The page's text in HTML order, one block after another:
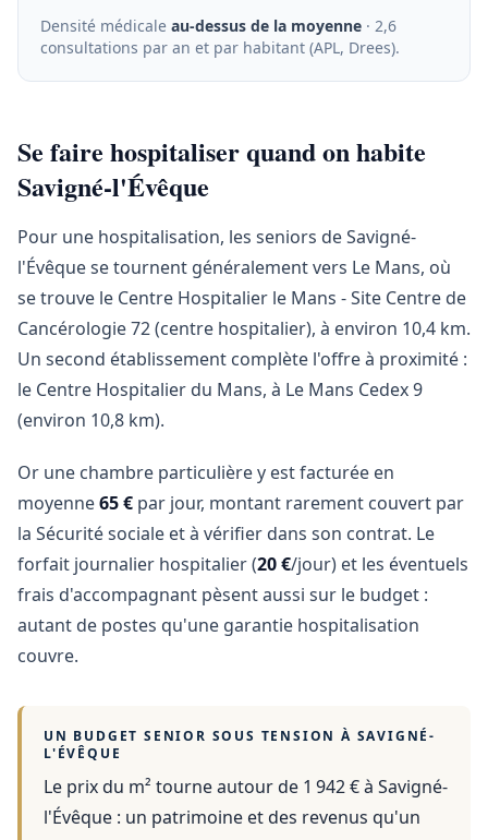
Densité médicale au-dessus de la moyenne · 2,6
consultations par an et par habitant (APL, Drees).
Se faire hospitaliser quand on habite
Savigné-l'Évêque
Pour une hospitalisation, les seniors de Savigné-
l'Évêque se tournent généralement vers Le Mans, où
se trouve le Centre Hospitalier le Mans - Site Centre de
Cancérologie 72 (centre hospitalier), à environ 10,4 km.
Un second établissement complète l'offre à proximité :
le Centre Hospitalier du Mans, à Le Mans Cedex 9
(environ 10,8 km).
Or une chambre particulière y est facturée en
moyenne65 € par jour, montant rarement couvert par
la Sécurité sociale et à vérifier dans son contrat. Le
forfait journalier hospitalier (20 €/jour) et les éventuels
frais d'accompagnant pèsent aussi sur le budget :
autant de postes qu'une garantie hospitalisation
couvre.
UN BUDGET SENIOR SOUS TENSION À SAVIGNÉ-
L'ÉVÊQUE
Le prix du m² tourne autour de 1 942 €à Savigné-
l'Évêque : un patrimoine et des revenus qu'un